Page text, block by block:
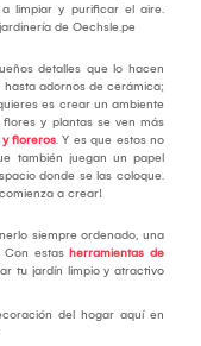
limpiar y purificar el aire.
de Oechsle.pe
detalles que lo hacen
hasta adornos de cerámica;
es crear un ambiente
y plantas se ven más
floreros. Y es que estos no
también juegan un papel
donde se las coloque.
a crear!
siempre ordenado, una
Con estas herramientas de
tu jardín limpio y atractivo
del hogar aquí en